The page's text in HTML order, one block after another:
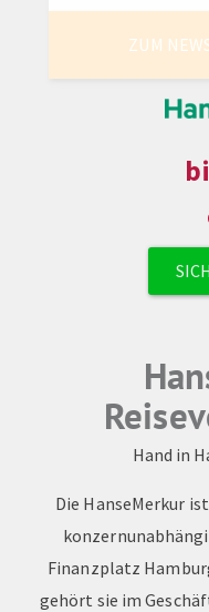
Hand in
Die HanseMerkur
Finanzplatz
gehört sie im
ZUM